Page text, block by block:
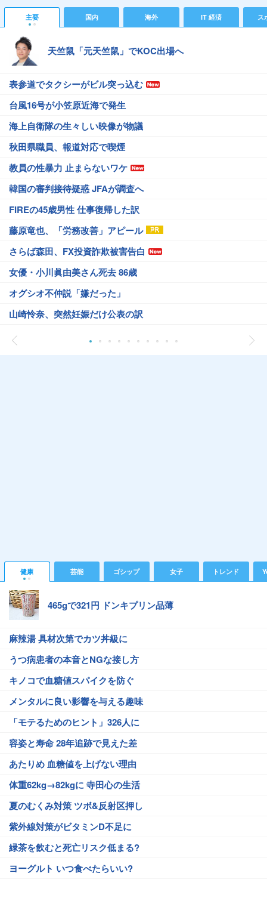
主要 国内 海外 IT 経済 ス
天竺鼠「元天竺鼠」でKOC出場へ
表参道でタクシーがビル突っ込む
台風16号が小笠原近海で発生
海上自衛隊の生々しい映像が物議
秋田県職員、報道対応で喫煙
教員の性暴力 止まらないワケ
韓国の審判接待疑惑 JFAが調査へ
FIREの45歳男性 仕事復帰した訳
藤原竜也、「労務改善」アピール
さらば森田、FX投資詐欺被害告白
女優・小川眞由美さん死去 86歳
オグシオ不仲説「嫌だった」
山崎怜奈、突然妊娠だけ公表の訳
健康 芸能 ゴシップ 女子 トレンド
465gで321円 ドンキプリン品薄
麻辣湯 具材次第でカツ丼級に
うつ病患者の本音とNGな接し方
キノコで血糖値スパイクを防ぐ
メンタルに良い影響を与える趣味
「モテるためのヒント」326人に
容姿と寿命 28年追跡で見えた差
あたりめ 血糖値を上げない理由
体重62kg→82kgに 寺田心の生活
夏のむくみ対策 ツボ&反射区押し
紫外線対策がビタミンD不足に
緑茶を飲むと死亡リスク低まる?
ヨーグルト いつ食べたらいい?